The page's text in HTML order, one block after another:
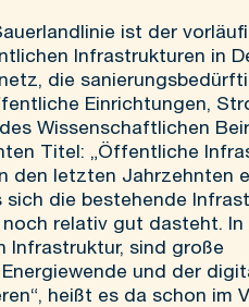
ist der
Infrastrukturen in
die
Einrichtungen,
Wissenschaftlichen
Titel: „Öffentliche
den letzten Jahrzehnten
die bestehende
relativ gut dasteht. In
Infrastruktur, sind große
und der
heißt es da schon im